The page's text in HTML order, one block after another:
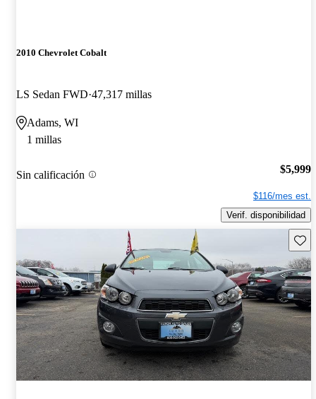
2010 Chevrolet Cobalt
LS Sedan FWD 47,317 millas
Adams, WI
1 millas
Sin calificación $5,999
$116/mes est.
Verif. disponibilidad